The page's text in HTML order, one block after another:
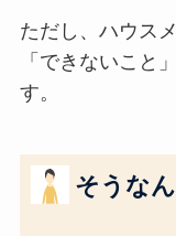
ただし、ハウス
「できないこと
す。
そうな